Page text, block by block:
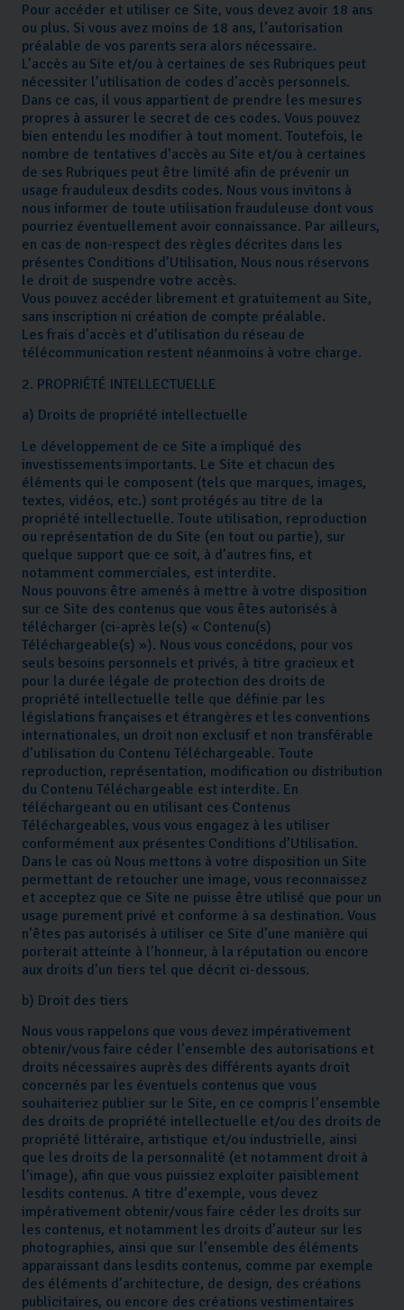
Pour accéder et utiliser ce Site, vous devez avoir 18 ans
ou plus. Si vous avez moins de 18 ans, l’autorisation
préalable de vos parents sera alors nécessaire.
L’accès au Site et/ou à certaines de ses Rubriques peut
nécessiter l’utilisation de codes d’accès personnels.
Dans ce cas, il vous appartient de prendre les mesures
propres à assurer le secret de ces codes. Vous pouvez
bien entendu les modifier à tout moment. Toutefois, le
nombre de tentatives d’accès au Site et/ou à certaines
de ses Rubriques peut être limité afin de prévenir un
usage frauduleux desdits codes. Nous vous invitons à
nous informer de toute utilisation frauduleuse dont vous
pourriez éventuellement avoir connaissance. Par ailleurs,
en cas de non-respect des règles décrites dans les
présentes Conditions d’Utilisation, Nous nous réservons
le droit de suspendre votre accès.
Vous pouvez accéder librement et gratuitement au Site,
sans inscription ni création de compte préalable.
Les frais d’accès et d’utilisation du réseau de
télécommunication restent néanmoins à votre charge.
2. PROPRIÉTÉ INTELLECTUELLE
a) Droits de propriété intellectuelle
Le développement de ce Site a impliqué des
investissements importants. Le Site et chacun des
éléments qui le composent (tels que marques, images,
textes, vidéos, etc.) sont protégés au titre de la
propriété intellectuelle. Toute utilisation, reproduction
ou représentation de du Site (en tout ou partie), sur
quelque support que ce soit, à d’autres fins, et
notamment commerciales, est interdite.
Nous pouvons être amenés à mettre à votre disposition
sur ce Site des contenus que vous êtes autorisés à
télécharger (ci-après le(s) « Contenu(s)
Téléchargeable(s) »). Nous vous concédons, pour vos
seuls besoins personnels et privés, à titre gracieux et
pour la durée légale de protection des droits de
propriété intellectuelle telle que définie par les
législations françaises et étrangères et les conventions
internationales, un droit non exclusif et non transférable
d’utilisation du Contenu Téléchargeable. Toute
reproduction, représentation, modification ou distribution
du Contenu Téléchargeable est interdite. En
téléchargeant ou en utilisant ces Contenus
Téléchargeables, vous vous engagez à les utiliser
conformément aux présentes Conditions d’Utilisation.
Dans le cas où Nous mettons à votre disposition un Site
permettant de retoucher une image, vous reconnaissez
et acceptez que ce Site ne puisse être utilisé que pour un
usage purement privé et conforme à sa destination. Vous
n’êtes pas autorisés à utiliser ce Site d’une manière qui
porterait atteinte à l’honneur, à la réputation ou encore
aux droits d’un tiers tel que décrit ci-dessous.
b) Droit des tiers
Nous vous rappelons que vous devez impérativement
obtenir/vous faire céder l’ensemble des autorisations et
droits nécessaires auprès des différents ayants droit
concernés par les éventuels contenus que vous
souhaiteriez publier sur le Site, en ce compris l’ensemble
des droits de propriété intellectuelle et/ou des droits de
propriété littéraire, artistique et/ou industrielle, ainsi
que les droits de la personnalité (et notamment droit à
l’image), afin que vous puissiez exploiter paisiblement
lesdits contenus. A titre d’exemple, vous devez
impérativement obtenir/vous faire céder les droits sur
les contenus, et notamment les droits d’auteur sur les
photographies, ainsi que sur l’ensemble des éléments
apparaissant dans lesdits contenus, comme par exemple
des éléments d’architecture, de design, des créations
publicitaires, ou encore des créations vestimentaires